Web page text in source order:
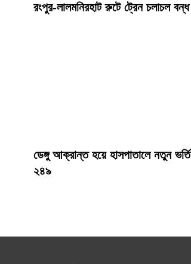
রংপুর-লালমনিরহাট রুটে ট্রেন চলাচল বন্ধ
ডেঙ্গু আক্রান্ত হয়ে হাসপাতালে নতুন ভর্তি
২৪৯